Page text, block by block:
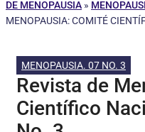
DE MENOPAUSIA »
MENOPAUSIA: COMITÉ
MENOPAUSIA. 07 NO. 3
Revista de
Científico